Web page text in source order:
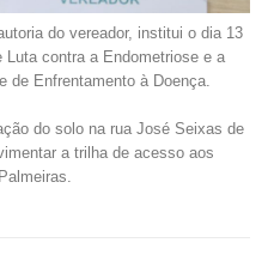
do vereador, institui o dia 13
contra a Endometriose e a
de Enfrentamento à Doença.
do solo na rua José Seixas de
a trilha de acesso aos